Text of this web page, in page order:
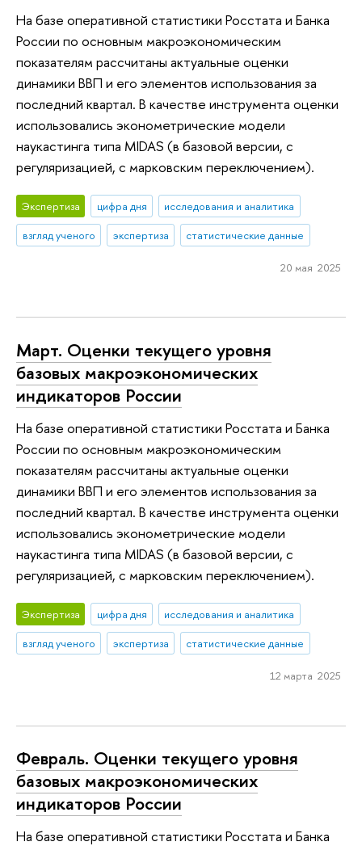
На базе оперативной статистики Росстата и Банка
России по основным макроэкономическим
показателям рассчитаны актуальные оценки
динамики ВВП и его элементов использования за
последний квартал. В качестве инструмента оценки
использовались эконометрические модели
наукастинга типа MIDAS (в базовой версии, с
регуляризацией, с марковским переключением).
Экспертиза цифра дня
исследования и аналитика
взгляд ученого
экспертиза статистические данные
20 мая 2025
Март. Оценки текущего уровня
базовых макроэкономических
индикаторов России
На базе оперативной статистики Росстата и Банка
России по основным макроэкономическим
показателям рассчитаны актуальные оценки
динамики ВВП и его элементов использования за
последний квартал. В качестве инструмента оценки
использовались эконометрические модели
наукастинга типа MIDAS (в базовой версии, с
регуляризацией, с марковским переключением).
Экспертиза цифра дня
исследования и аналитика
взгляд ученого
экспертиза статистические данные
12 марта 2025
Февраль. Оценки текущего уровня
базовых макроэкономических
индикаторов России
На базе оперативной статистики Росстата и Банка